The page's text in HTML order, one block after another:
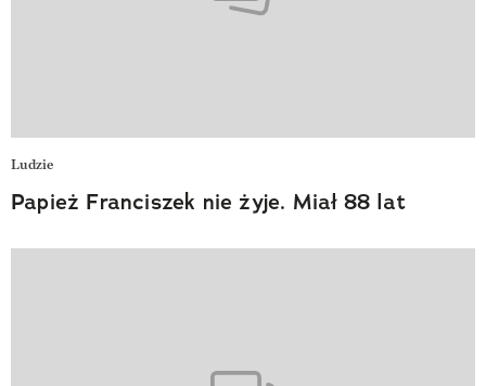
Ludzie
Papież Franciszek nie żyje. Miał 88 lat